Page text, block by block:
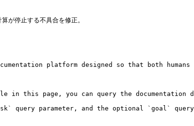
が停止する不具合を修正。
platform designed so that both
this page, you can query the documentation
query parameter, and the optional `goal`